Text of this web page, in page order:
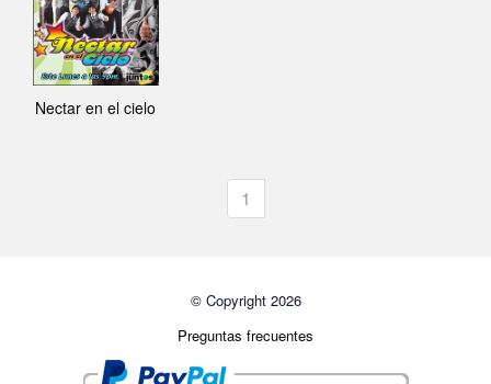
Nectar en el cielo
1
© Copyright 2026
Preguntas frecuentes